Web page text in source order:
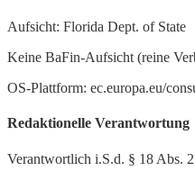
Aufsicht: Florida Dept. of State
Keine BaFin-Aufsicht (reine
OS-Plattform: ec.europa.eu/
Redaktionelle Verantwortung
Verantwortlich i.S.d. § 18 Abs.